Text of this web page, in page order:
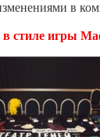
в
в стиле игры